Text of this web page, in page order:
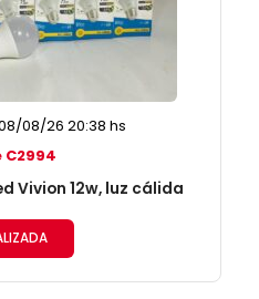
08/26 20:38 hs
C2994
Vivion 12w, luz cálida